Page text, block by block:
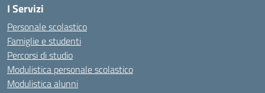
I Servizi
Personale scolastico
Famiglie e studenti
Percorsi di studio
Modulistica personale scolastico
Modulistica alunni